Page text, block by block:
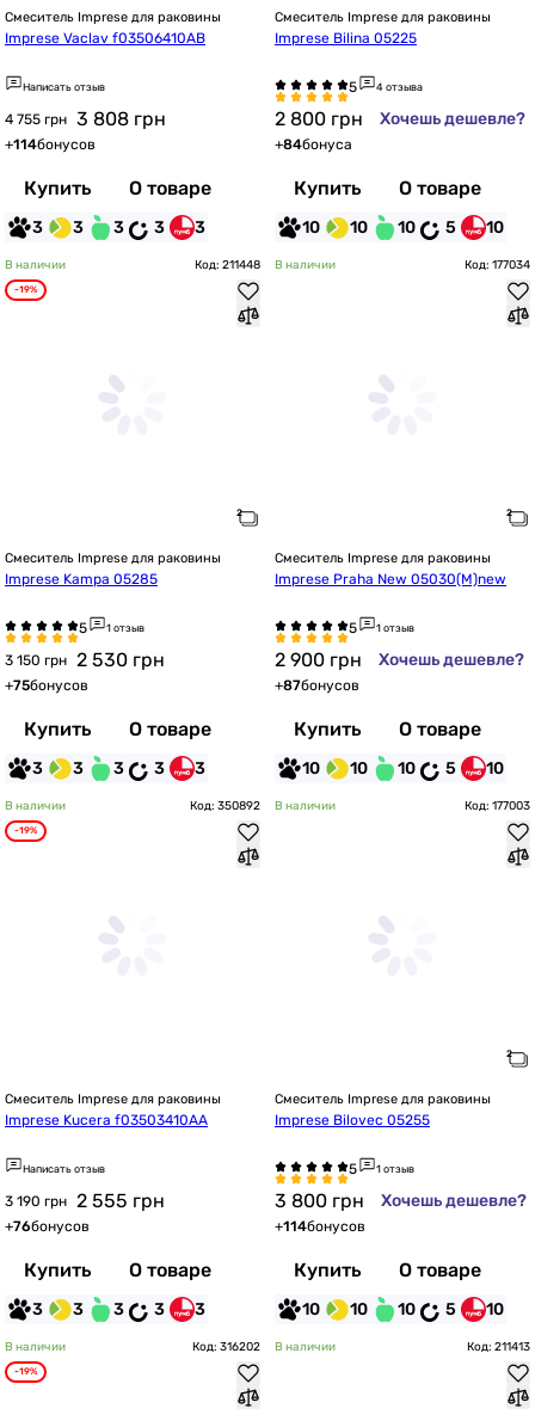
Смеситель Imprese для раковины
Imprese Vaclav f03506410AB
Написать отзыв
4 755 грн 3 808 грн
+114бонусов
Купить О товаре
3 3 3 3 3
Смеситель Imprese для раковины
Imprese Bilina 05225
4 отзыва
2 800 грн Хочешь дешевле?
+84бонуса
Купить О товаре
10 10 10 5 10
В наличии Код: 211448
-19%
Смеситель Imprese для раковины
Imprese Kampa 05285
1 отзыв
3 150 грн 2 530 грн
+75бонусов
Купить О товаре
3 3 3 3 3
В наличии Код: 177034
Смеситель Imprese для раковины
Imprese Praha New 05030(M)new
1 отзыв
2 900 грн Хочешь дешевле?
+87бонусов
Купить О товаре
10 10 10 5 10
В наличии Код: 350892
-19%
Смеситель Imprese для раковины
Imprese Kucera f03503410AA
Написать отзыв
3 190 грн 2 555 грн
+76бонусов
Купить О товаре
3 3 3 3 3
В наличии Код: 177003
Смеситель Imprese для раковины
Imprese Bilovec 05255
1 отзыв
3 800 грн Хочешь дешевле?
+114бонусов
Купить О товаре
10 10 10 5 10
В наличии Код: 316202
-19%
В наличии Код: 211413